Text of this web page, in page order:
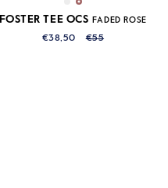
FOSTER TEE OCS FADED ROSE
€38,50 €55